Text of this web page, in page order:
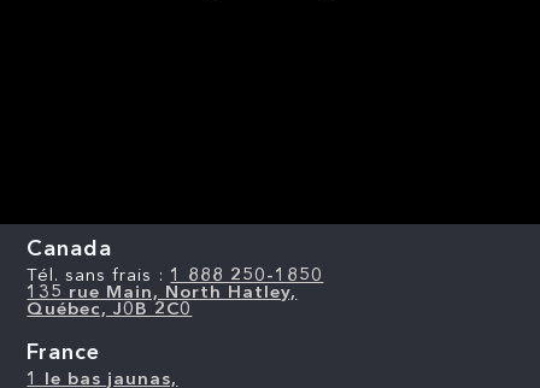
Canada
Tél. sans frais : 1 888 250-1850
135 rue Main, North Hatley,
Québec, J0B 2C0
France
1 le bas jaunas,